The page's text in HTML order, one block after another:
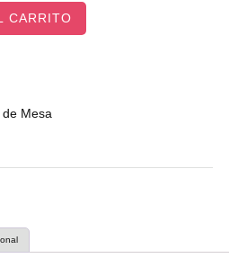
CARRITO
Mesa